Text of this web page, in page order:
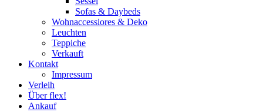
Sofas & Daybeds
Wohnaccessiores & Deko
Leuchten
Teppiche
Verkauft
Kontakt
Impressum
Verleih
Über flex!
Ankauf